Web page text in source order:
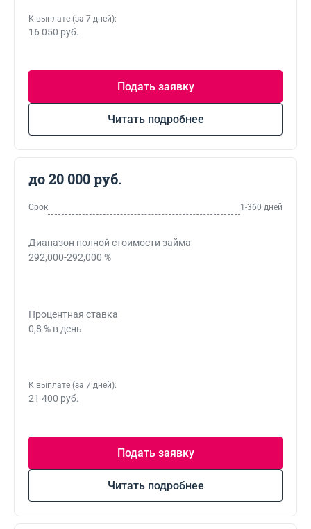
К выплате (за 7 дней):
16 050 руб.
Подать заявку
Читать подробнее
до 20 000 руб.
Срок 1-360 дней
Диапазон полной стоимости займа
292,000-292,000 %
Процентная ставка
0,8 % в день
К выплате (за 7 дней):
21 400 руб.
Подать заявку
Читать подробнее